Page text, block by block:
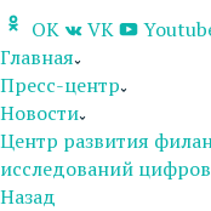
OK
VK
Главная
Пресс-центр
Новости
Центр развития
исследований
Назад